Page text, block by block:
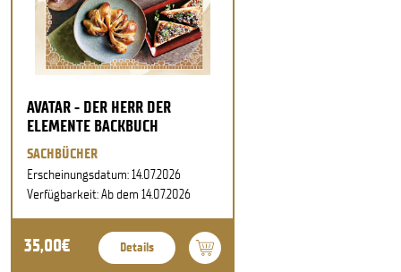
AVATAR - DER HERR DER
ELEMENTE BACKBUCH
SACHBÜCHER
Erscheinungsdatum: 14.07.2026
Verfügbarkeit: Ab dem 14.07.2026
35,00€ Details